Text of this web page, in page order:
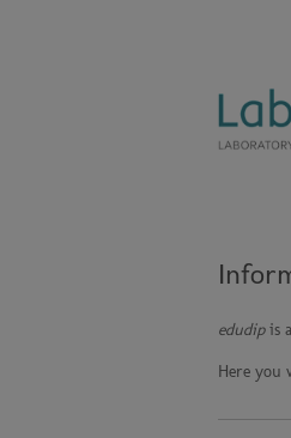
edudipis
Here you